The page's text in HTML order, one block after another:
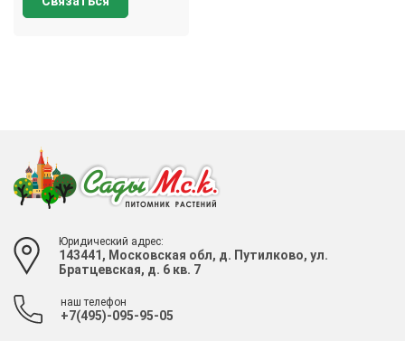
Юридический адрес:
143441, Московская обл, д. Путилково, ул.
Братцевская, д. 6 кв. 7
наш телефон
+7(495)-095-95-05